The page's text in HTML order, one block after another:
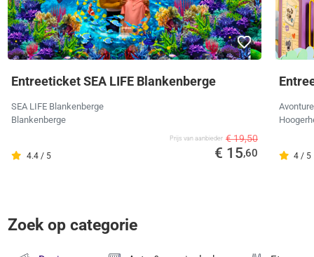
Entreeticket SEA LIFE Blankenberge
SEA LIFE Blankenberge
Blankenberge
4.4 / 5
Prijs van aanbieder € 19,50
€ 15,60 4 / 5
Zoek op categorie